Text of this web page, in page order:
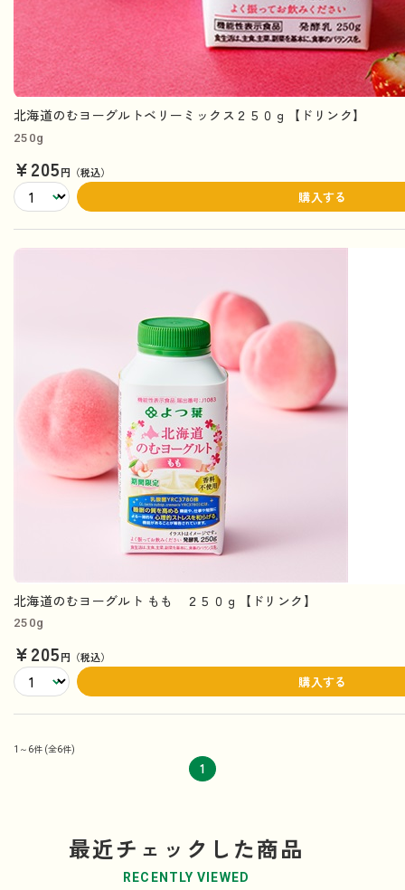
北海道のむヨーグルトベリーミックス２５０ｇ【ドリンク】
250g
¥205円（税込）
購入する
北海道のむヨーグルト もも ２５０ｇ【ドリンク】
250g
¥205円（税込）
購入する
1～6件 (全6件)
1
最近チェックした商品
RECENTLY VIEWED